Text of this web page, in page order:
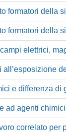
formatori della
formatori della
elettrici,
all’esposizione
e differenza di
ad agenti
correlato per